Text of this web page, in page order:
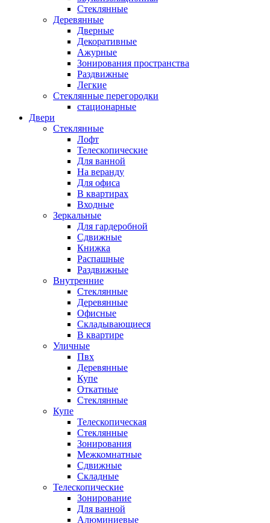
Стеклянные
Деревянные
Дверные
Декоративные
Ажурные
Зонирования пространства
Раздвижные
Легкие
Стеклянные перегородки
стационарные
Двери
Стеклянные
Лофт
Телескопические
Для ванной
На веранду
Для офиса
В квартирах
Входные
Зеркальные
Для гардеробной
Сдвижные
Книжка
Распашные
Раздвижные
Внутренние
Стеклянные
Деревянные
Офисные
Складывающиеся
В квартире
Уличные
Пвх
Деревянные
Купе
Откатные
Стеклянные
Купе
Телескопическая
Стеклянные
Зонирования
Межкомнатные
Сдвижные
Складные
Телескопические
Зонирование
Для ванной
Алюминиевые